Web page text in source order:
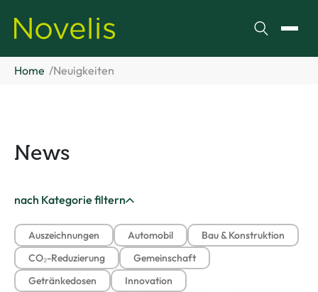
Suchen
Home Neuigkeiten
News
nach Kategorie filtern
Auszeichnungen Automobil
Bau & Konstruktion
CO₂-Reduzierung
Gemeinschaft
Getränkedosen
Innovation